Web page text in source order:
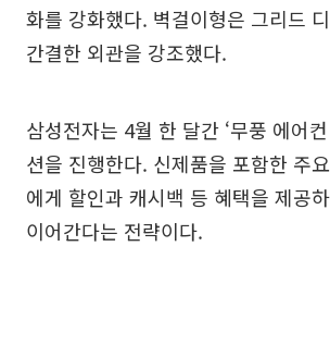
화를 강화했다. 벽걸이형은 그리드
간결한 외관을 강조했다.
삼성전자는 4월 한 달간 ‘무풍 에어
션을 진행한다. 신제품을 포함한 주
에게 할인과 캐시백 등 혜택을 제공
이어간다는 전략이다.